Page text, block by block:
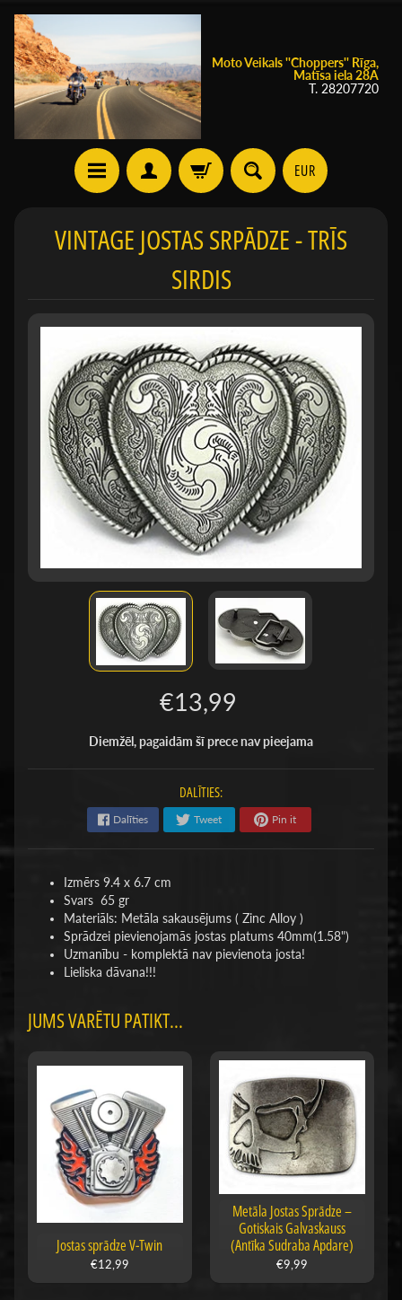
Moto Veikals ''Choppers'' Rīga,
Matīsa iela 28A
T. 28207720
EUR
VINTAGE JOSTAS SRPĀDZE - TRĪS
SIRDIS
€13,99
Diemžēl, pagaidām šī prece nav pieejama
DALĪTIES:
Dalīties Tweet Pin it
Izmērs 9.4 x 6.7 cm
Svars 65 gr
Materiāls: Metāla sakausējums ( Zinc Alloy )
Sprādzei pievienojamās jostas platums 40mm(1.58")
Uzmanību - komplektā nav pievienota josta!
Lieliska dāvana!!!
JUMS VARĒTU PATIKT...
Jostas sprādze V-Twin
€12,99
Metāla Jostas Sprādze –
Gotiskais Galvaskauss
(Antīka Sudraba Apdare)
€9,99